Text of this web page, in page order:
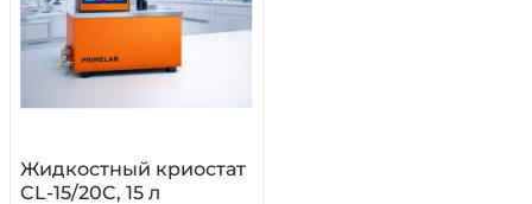
Жидкостный криостат
CL-15/20C, 15 л